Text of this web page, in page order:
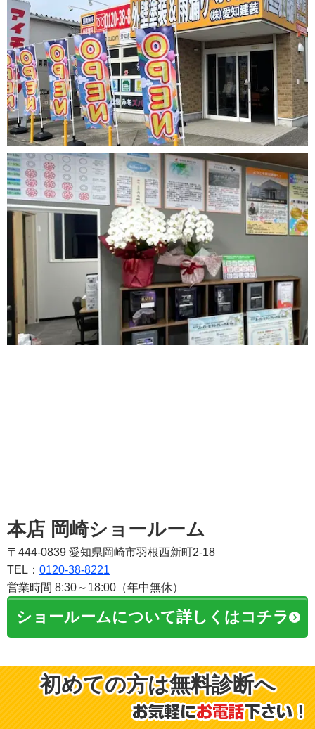
本店 岡崎ショールーム
〒444-0839 愛知県岡崎市羽根西新町2-18
TEL： 0120-38-8221
営業時間 8:30～18:00（年中無休）
ショールームについて詳しくはコチラ
初めての方は無料診断へ